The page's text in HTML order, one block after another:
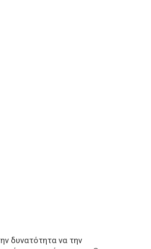
δυνατότητα να την